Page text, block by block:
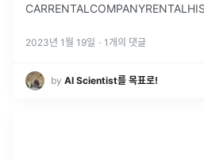
2023년 1월 19일 · 1 개의 댓글
by AI Scientist를 목표로!